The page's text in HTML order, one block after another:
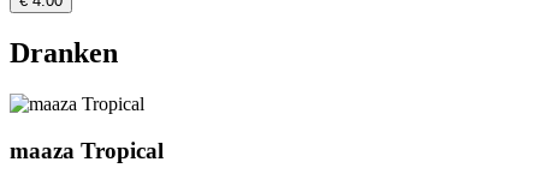
Dranken
maaza Tropical